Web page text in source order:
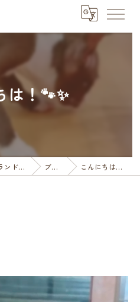
は！🐾✨
埼玉のブリーダーならパピーランドシェリエ ブログ こんにちは！🐾✨